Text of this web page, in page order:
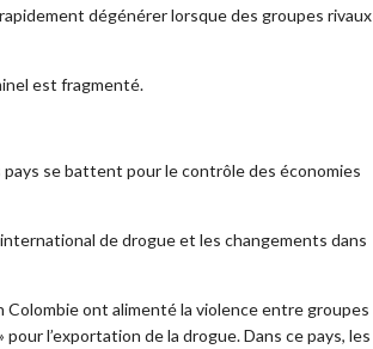
dégénérer lorsque des groupes rivaux
est fragmenté.
se battent pour le contrôle des économies
de drogue et les changements dans
ont alimenté la violence entre groupes
l’exportation de la drogue. Dans ce pays, les